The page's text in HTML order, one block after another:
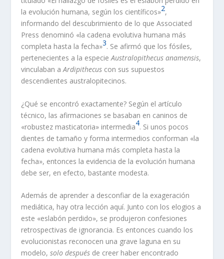
la evolución humana, según los científicos»2,
informando del descubrimiento de lo que Associated
Press denominó «la cadena evolutiva humana más
completa hasta la fecha»3. Se afirmó que los fósiles,
pertenecientes a la especieAustralopithecus anamensis,
vinculaban aArdipithecus con sus supuestos
descendientes australopitecinos.
¿Qué se encontró exactamente? Según el artículo
técnico, las afirmaciones se basaban en caninos de
«robustez masticatoria» intermedia4. Si unos pocos
dientes de tamaño y forma intermedios conforman «la
cadena evolutiva humana más completa hasta la
fecha», entonces la evidencia de la evolución humana
debe ser, en efecto, bastante modesta.
Además de aprender a desconfiar de la exageración
mediática, hay otra lección aquí. Junto con los elogios a
este «eslabón perdido», se produjeron confesiones
retrospectivas de ignorancia. Es entonces cuando los
evolucionistas reconocen una grave laguna en su
modelo,solo después de creer haber encontrado